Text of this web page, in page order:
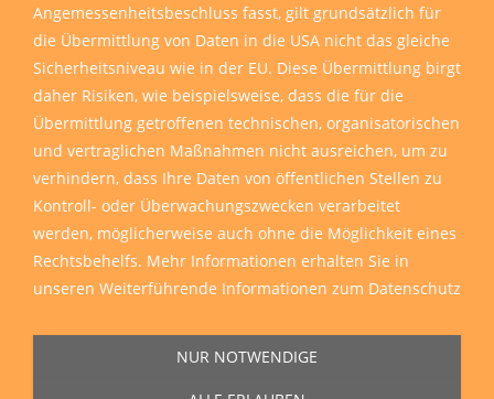
Angemessenheitsbeschluss fasst, gilt grundsätzlich für
die Übermittlung von Daten in die USA nicht das gleiche
Sicherheitsniveau wie in der EU. Diese Übermittlung birgt
daher Risiken, wie beispielsweise, dass die für die
Übermittlung getroffenen technischen, organisatorischen
und vertraglichen Maßnahmen nicht ausreichen, um zu
verhindern, dass Ihre Daten von öffentlichen Stellen zu
Kontroll- oder Überwachungszwecken verarbeitet
werden, möglicherweise auch ohne die Möglichkeit eines
Rechtsbehelfs. Mehr Informationen erhalten Sie in
unseren Weiterführende Informationen zum Datenschutz
NUR NOTWENDIGE